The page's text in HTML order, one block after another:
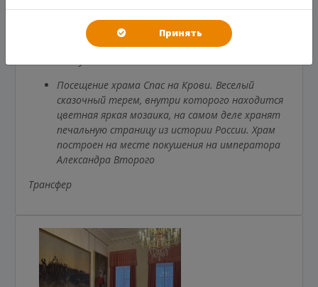
Экскурсионный день – 4-5ч
Посещение храма Спас на Крови. Веселый
сказочный терем, внутри которого находится
цветная яркая мозаика, на самом деле хранят
печальную страницу из истории России. Храм
построен на месте покушения на императора
Александра Второго
Трансфер
Принять